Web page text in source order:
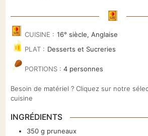
CUISINE : 16° siècle, Anglaise
PLAT : Desserts et Sucreries
PORTIONS :4 personnes
Besoin de matériel ? Cliquez sur notre sélection d'ustensiles de
cuisine
INGRÉDIENTS
350 g pruneaux